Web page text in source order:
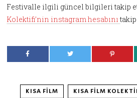
Festivalle ilgili güncel bilgileri takip
Kolektifi’nin instagram hesabını
KISA FILM KISA FILM